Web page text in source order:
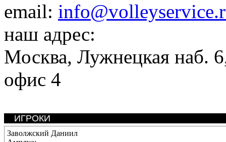
email:
наш адрес:
Москва, Лужнецкая наб.
офис 4
ИГРОКИ
Заволжский Даниил